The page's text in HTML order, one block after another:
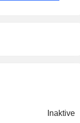
Inaktive